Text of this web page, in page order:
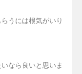
うには根気がいり
なら良いと思いま